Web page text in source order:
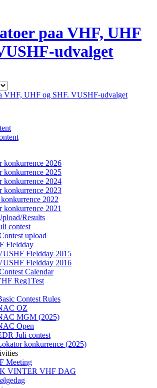
paa VHF, UHF
udvalget
konkurrence 2026
konkurrence 2025
konkurrence 2024
konkurrence 2023
2022
konkurrence 2021
Results
contest
upload
Fieldday
Fieldday 2015
Fieldday 2016
Calendar
Reg1Test
Contest Rules
OZ
MGM (2025)
Open
Juli contest
konkurrence (2025)
Meeting
VINTER VHF DAG